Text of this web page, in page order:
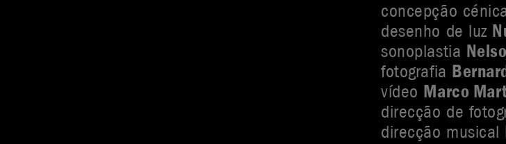
concepção
desenho de luz
sonoplastia
fotografia
vídeo Marco
direcção de
direcção musical